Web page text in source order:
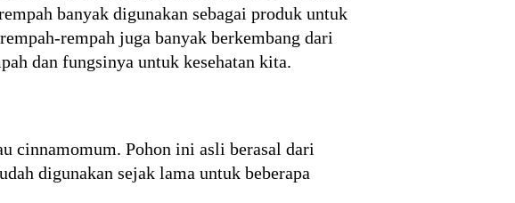
banyak digunakan sebagai produk untuk
rempah juga banyak berkembang dari
dan fungsinya untuk kesehatan kita.
cinnamomum. Pohon ini asli berasal dari
digunakan sejak lama untuk beberapa